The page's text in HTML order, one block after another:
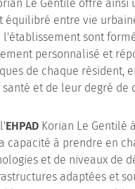
Le Gentilé offre ainsi
équilibré entre vie
l'établissement sont
personnalisé et
de chaque résident,
et de leur degré de
EHPAD Korian Le Gentilé
capacité à prendre en
et de niveaux de
adaptées et